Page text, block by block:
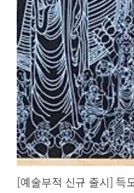
[예술부적 신규 출시] 득